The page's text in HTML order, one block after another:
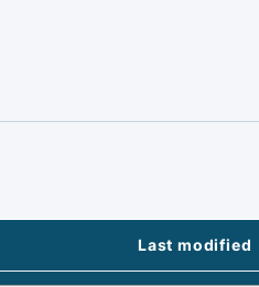
Last modified